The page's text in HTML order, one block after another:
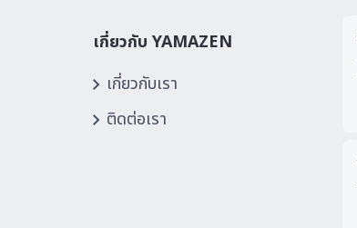
เกี่ยวกับ YAMAZEN
เกี่ยวกับเรา
ติดต่อเรา